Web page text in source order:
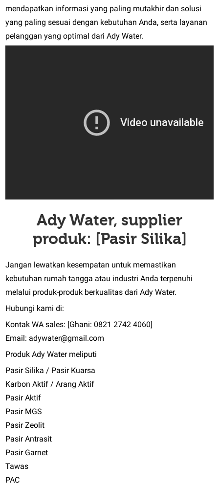
mendapatkan informasi yang paling mutakhir dan solusi
yang paling sesuai dengan kebutuhan Anda, serta layanan
pelanggan yang optimal dari Ady Water.
Ady Water, supplier
produk: [Pasir Silika]
Jangan lewatkan kesempatan untuk memastikan
kebutuhan rumah tangga atau industri Anda terpenuhi
melalui produk-produk berkualitas dari Ady Water.
Hubungi kami di:
Kontak WA sales: [Ghani: 0821 2742 4060]
Email: adywater@gmail.com
Produk Ady Water meliputi
Pasir Silika / Pasir Kuarsa
Karbon Aktif / Arang Aktif
Pasir Aktif
Pasir MGS
Pasir Zeolit
Pasir Antrasit
Pasir Garnet
Tawas
PAC